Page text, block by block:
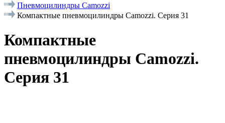
Пневмоцилиндры Camozzi
Компактные пневмоцилиндры Camozzi. Серия 31
Компактные
пневмоцилиндры Camozzi.
Серия 31